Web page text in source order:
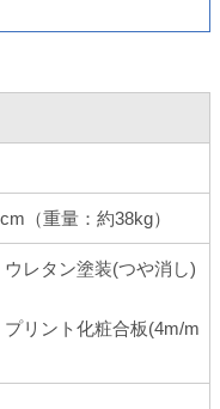
（重量：約38kg）
レタン塗装(つや消し)
リント化粧合板(4m/m